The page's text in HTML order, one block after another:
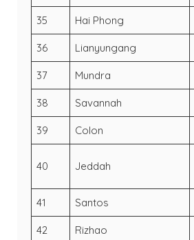
35 Hai Phong
36 Lianyungang
37 Mundra
38 Savannah
39 Colon
40 Jeddah
41 Santos
42 Rizhao